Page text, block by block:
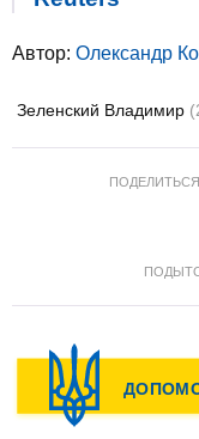
Автор: Олександр
Зеленский Владимир